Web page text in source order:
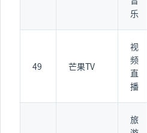
乐
49 芒果TV
视
频
直
播
旅